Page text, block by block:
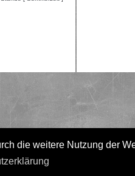
die weitere Nutzung der